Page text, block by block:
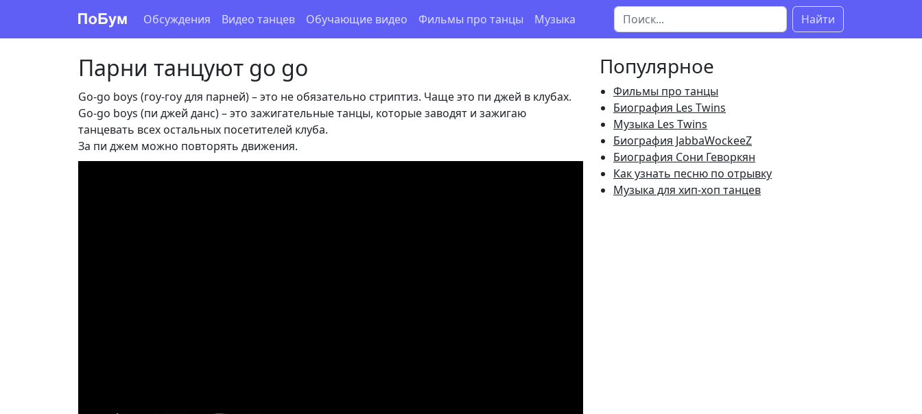
Обсуждения Видео танцев Обучающие видео Фильмы про танцы Музыка Найти
Парни танцуют go go
Go-go boys (гоу-гоу для парней) – это не обязательно стриптиз. Чаще это пи джей в клубах.
Go-go boys (пи джей данс) – это зажигательные танцы, которые заводят и зажигаю
танцевать всех остальных посетителей клуба.
За пи джем можно повторять движения.
Популярное
Фильмы про танцы
Биография Les Twins
Музыка Les Twins
Биография JabbaWockeeZ
Биография Сони Геворкян
Как узнать песню по отрывку
Музыка для хип-хоп танцев